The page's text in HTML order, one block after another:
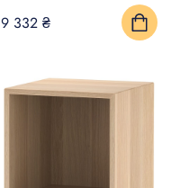
9 332 ₴